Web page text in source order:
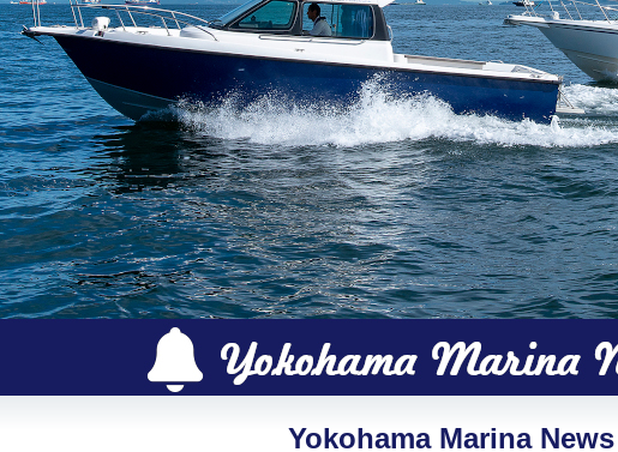
Yokohama Marina News